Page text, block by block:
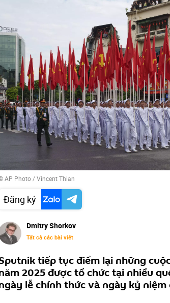
AP Photo / Vincent Thian
Đăng ký
Dmitry Shorkov
Tất cả các bài viết
tiếp tục điểm lại những
2025 được tổ chức tại nhiều
lễ chính thức và ngày kỷ